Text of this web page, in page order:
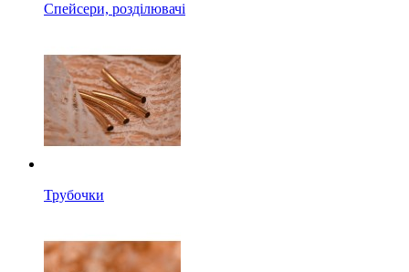
Спейсери, розділювачі
Трубочки